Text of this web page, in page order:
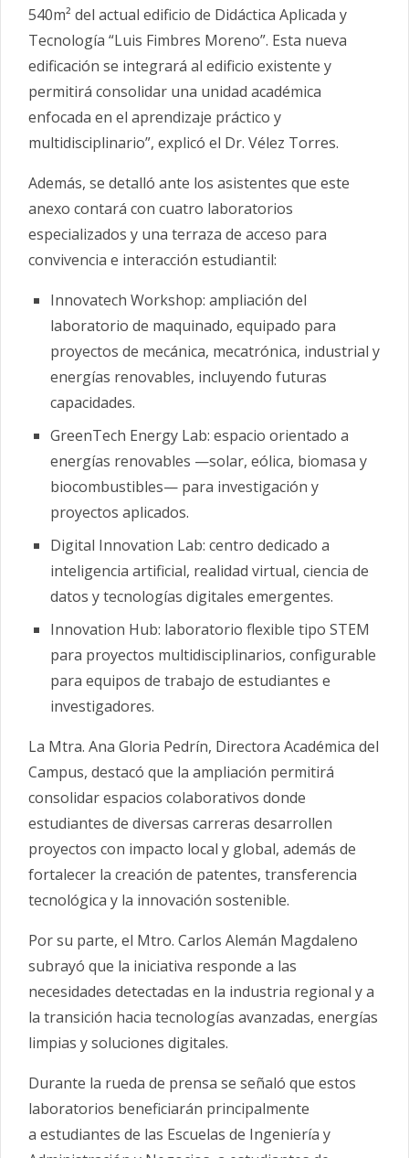
540m² del actual edificio de Didáctica Aplicada y
Tecnología “Luis Fimbres Moreno”. Esta nueva
edificación se integrará al edificio existente y
permitirá consolidar una unidad académica
enfocada en el aprendizaje práctico y
multidisciplinario”, explicó el Dr. Vélez Torres.
Además, se detalló ante los asistentes que este
anexo contará con cuatro laboratorios
especializados y una terraza de acceso para
convivencia e interacción estudiantil:
Innovatech Workshop: ampliación del
laboratorio de maquinado, equipado para
proyectos de mecánica, mecatrónica, industrial y
energías renovables, incluyendo futuras
capacidades.
GreenTech Energy Lab: espacio orientado a
energías renovables —solar, eólica, biomasa y
biocombustibles— para investigación y
proyectos aplicados.
Digital Innovation Lab: centro dedicado a
inteligencia artificial, realidad virtual, ciencia de
datos y tecnologías digitales emergentes.
Innovation Hub: laboratorio flexible tipo STEM
para proyectos multidisciplinarios, configurable
para equipos de trabajo de estudiantes e
investigadores.
La Mtra. Ana Gloria Pedrín, Directora Académica del
Campus, destacó que la ampliación permitirá
consolidar espacios colaborativos donde
estudiantes de diversas carreras desarrollen
proyectos con impacto local y global, además de
fortalecer la creación de patentes, transferencia
tecnológica y la innovación sostenible.
Por su parte, el Mtro. Carlos Alemán Magdaleno
subrayó que la iniciativa responde a las
necesidades detectadas en la industria regional y a
la transición hacia tecnologías avanzadas, energías
limpias y soluciones digitales.
Durante la rueda de prensa se señaló que estos
laboratorios beneficiarán principalmente
a estudiantes de las Escuelas de Ingeniería y